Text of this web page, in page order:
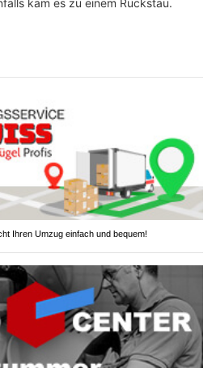
kam es zu einem Rückstau.
Ihren Umzug einfach und bequem!